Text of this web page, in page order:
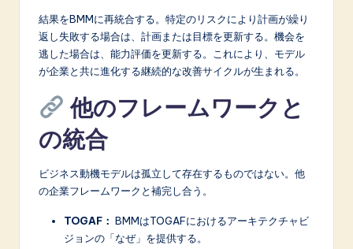
結果をBMMに再統合する。特定のリスクにより計画が繰り
返し失敗する場合は、計画または目標を更新する。機会を
逃した場合は、能力評価を更新する。これにより、モデル
が企業と共に進化する継続的な改善サイクルが生まれる。
他のフレームワークと
の統合
ビジネス動機モデルは孤立して存在するものではない。他
の企業フレームワークと補完し合う。
TOGAF： BMMはTOGAFにおけるアーキテクチャビ
ジョンの「なぜ」を提供する。